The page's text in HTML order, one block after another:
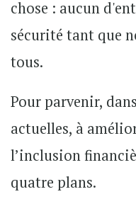
chose : aucun
sécurité tant que
tous.
Pour parvenir,
actuelles, à
l’inclusion
quatre plans.